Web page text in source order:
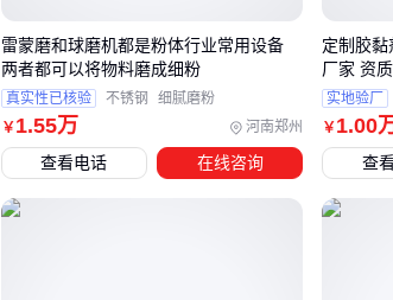
制需求
当粉料包装产线需要升级牵引环节
与全线更新的两难。独立粉料包
设备尚可用的场景，能通过密封轨
原有牵引单元，但需注意与上下游
￥ 1.55万 河南郑州
雷蒙磨和球磨机都是粉体行业常用设备
两者都可以将物料磨成细粉
真实性已核验 不锈钢 细腻磨粉
查看电话 在线咨询
￥ 1.00
定制胶
厂家 资
实地验厂
查